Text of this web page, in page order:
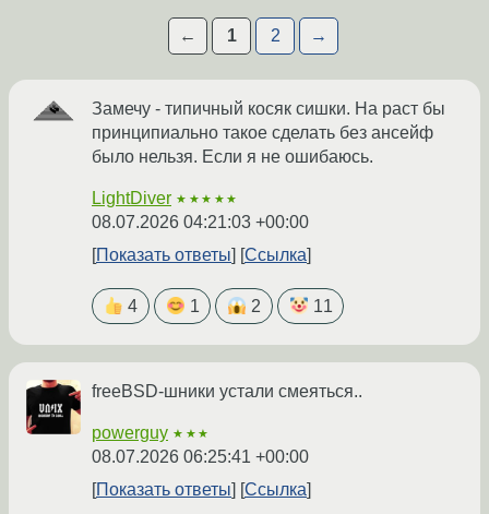
← 1 2 →
Замечу - типичный косяк сишки. На раст бы
принципиально такое сделать без ансейф
было нельзя. Если я не ошибаюсь.
LightDiver ★★★★★
08.07.2026 04:21:03 +00:00
Показать ответы
Ссылка
4 1 2 11
freeBSD-шники устали смеяться..
powerguy ★★★
08.07.2026 06:25:41 +00:00
Показать ответы
Ссылка